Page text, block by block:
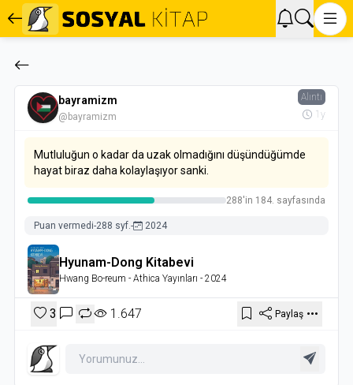
bayramizm
@bayramizm
Alıntı
1y
Mutluluğun o kadar da uzak olmadığını düşündüğümde
hayat biraz daha kolaylaşıyor sanki.
288'in 184. sayfasında
Puan vermedi-288 syf.- 2024
Hyunam-Dong Kitabevi
Hwang Bo-reum - Athica Yayınları - 2024
3 1.647 Paylaş